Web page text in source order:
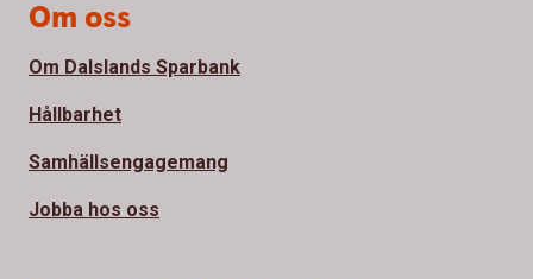
Om oss
Om Dalslands Sparbank
Hållbarhet
Samhällsengagemang
Jobba hos oss